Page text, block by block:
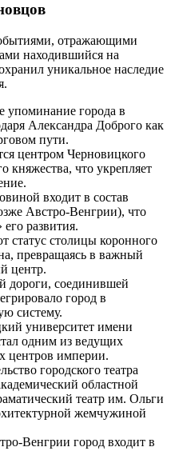
отражающими
находившийся на
уникальное наследие
города в
Александра Доброго как
пути.
центром Черновицкого
княжества, что укрепляет
входит в состав
Австро-Венгрии), что
его развития.
столицы коронного
превращаясь в важный
центр.
дороги, соединившей
город в
систему.
университет имени
одним из ведущих
центров империи.
городского театра
областной
театр им. Ольги
жемчужиной
Венгрии город входит в